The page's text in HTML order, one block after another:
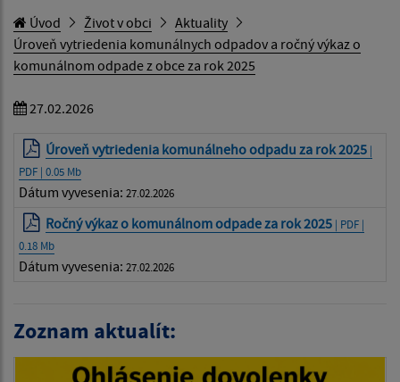
Úvod Život v obci
Aktuality
Úroveň vytriedenia komunálnych odpadov a ročný výkaz o
komunálnom odpade z obce za rok 2025
27.02.2026
Úroveň vytriedenia komunálneho odpadu za rok 2025 |
PDF | 0.05 Mb
Dátum vyvesenia: 27.02.2026
Ročný výkaz o komunálnom odpade za rok 2025 | PDF |
0.18 Mb
Dátum vyvesenia: 27.02.2026
Zoznam aktualít: